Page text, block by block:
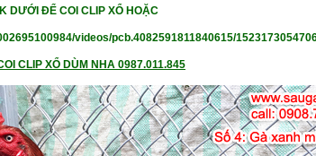
DƯỚI ĐỂ COI CLIP XỔ HOẶC
videos/pcb.4082591811840615/
CLIP XỔ DÙM NHA 0987.011.845